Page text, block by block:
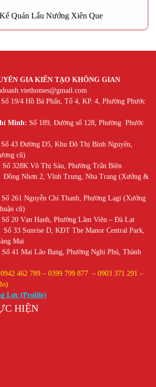
Quán Lẩu Nướng Xiên Que
GIA KIẾN TẠO KHÔNG GIAN
19/4 Hồ Bá Phấn, Tổ 4, KP. 4, Phường Phước
Minh: Số 189, Đường số 128, Phường Phước
43 Đường D5, Khu Đô Thị Bình Nguyên,
cũ)
Số 328K Võ Thị Sáu, Phường Trấn Biên
Đồng Nhơn 2, Vĩnh Trung, Nha Trang (Xưởng &
Số 261 Nguyễn Chí Thanh, Phường Lagi (Xưởng
cũ)
Số 20 Vạn Hạnh, Phường Lâm Viên – Đà Lạt
Số 33 Sunrise D, KĐT The Manor Central Park,
Mai
Lão Bạng, Phường Nghi Phú, Thành
0942 462 789 – 0399 799 877 – 0903 371 291 –
Lực (Profile)
HIỆN